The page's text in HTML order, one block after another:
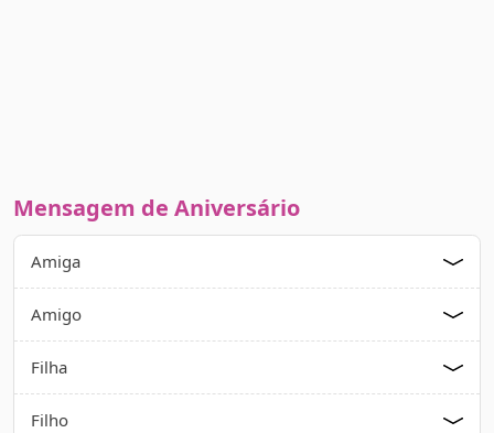
Mensagem de Aniversário
Amiga
Amigo
Filha
Filho